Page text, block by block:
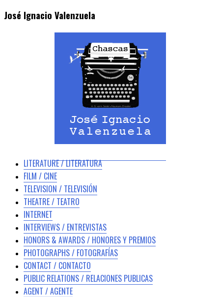
José Ignacio Valenzuela
LITERATURE / LITERATURA
FILM / CINE
TELEVISION / TELEVISIÓN
THEATRE / TEATRO
INTERNET
INTERVIEWS / ENTREVISTAS
HONORS & AWARDS / HONORES Y PREMIOS
PHOTOGRAPHS / FOTOGRAFÍAS
CONTACT / CONTACTO
PUBLIC RELATIONS / RELACIONES PUBLICAS
AGENT / AGENTE